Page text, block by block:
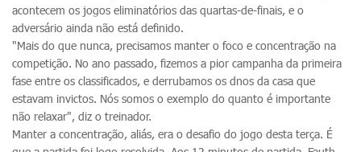
acontecem os jogos eliminatórios das quartas-de-finais, e o
adversário ainda não está definido.
"Mais do que nunca, precisamos manter o foco e concentração na
competição. No ano passado, fizemos a pior campanha da primeira
fase entre os classificados, e derrubamos os dnos da casa que
estavam invictos. Nós somos o exemplo do quanto é importante
não relaxar", diz o treinador.
Manter a concentração, aliás, era o desafio do jogo desta terça. É